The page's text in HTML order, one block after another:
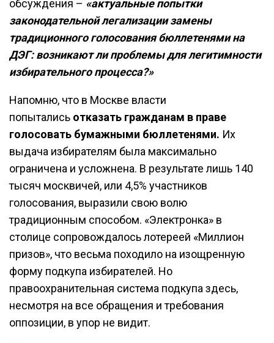
обсуждения – «актуальные попытки
законодательной легализации замены
традиционного голосования бюллетенями на
ДЭГ: возникают ли проблемы для легитимности
избирательного процесса?»
Напомню, что в Москве власти
попытались отказать гражданам в праве
голосовать бумажными бюллетенями. Их
выдача избирателям была максимально
ограничена и усложнена. В результате лишь 140
тысяч москвичей, или 4,5% участников
голосования, выразили свою волю
традиционным способом. «Электронка» в
столице сопровождалось лотереей «Миллион
призов», что весьма походило на изощренную
форму подкупа избирателей. Но
правоохранительная система подкупа здесь,
несмотря на все обращения и требования
оппозиции, в упор не видит.